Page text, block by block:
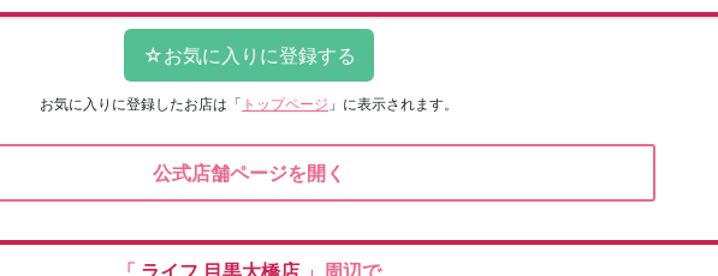
お気に入りに登録したお店は 「 トップページ 」に表示されます。
公式店舗ページを開く